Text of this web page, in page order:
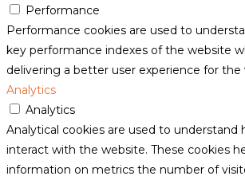
Performance
Performance cookies are used to
key performance indexes of the website
delivering a better user experience for the
Analytics
Analytics
Analytical cookies are used to understand
interact with the website. These cookies
information on metrics the number of